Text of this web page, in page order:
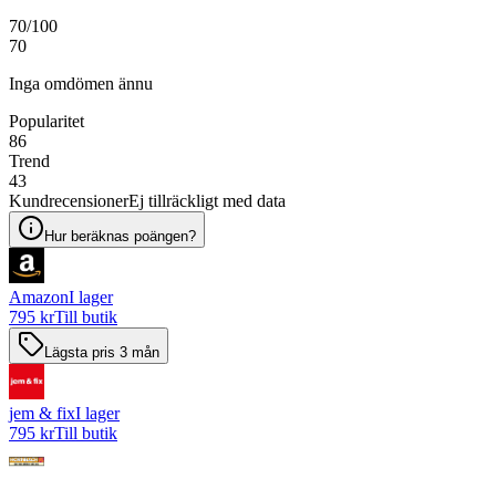
70/100
70
Inga omdömen ännu
Popularitet
86
Trend
43
KundrecensionerEj tillräckligt med data
Hur beräknas poängen?
AmazonI lager
795 krTill butik
Lägsta pris 3 mån
jem & fixI lager
795 krTill butik